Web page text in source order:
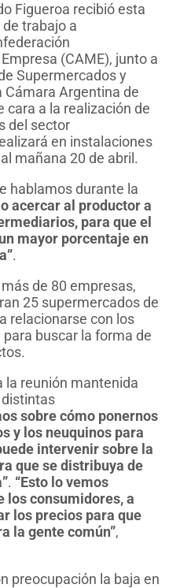
Figueroa recibió esta
trabajo a
(CAME), junto a
Supermercados y
Cámara Argentina de
cara a la realización de
del sector
en instalaciones
mañana 20 de abril.
hablamos durante la
acercar al productor a
para que el
mayor porcentaje en
.
de 80 empresas,
25 supermercados de
relacionarse con los
buscar la forma de
la reunión mantenida
sobre cómo ponernos
y los neuquinos para
intervenir sobre la
que se distribuya de
. “Esto lo vemos
los consumidores, a
los precios para que
la gente común”,
preocupación la baja en